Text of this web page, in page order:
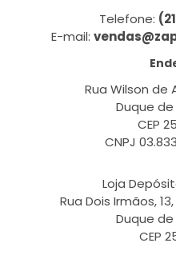
Telefone:
E-mail:
Rua Wilson de
Duque de
CEP
CNPJ
Loja
Rua Dois Irmãos,
Duque de
CEP